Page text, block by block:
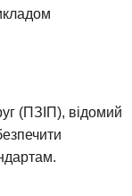
(ПЗІП), відомий